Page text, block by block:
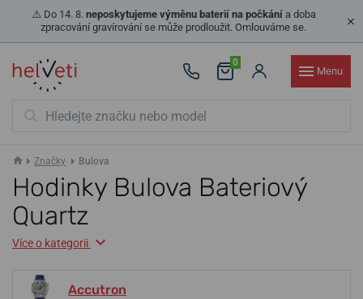
⚠️ Do 14. 8. neposkytujeme výměnu baterií na počkánía doba
zpracování gravírování se může prodloužit. Omlouváme se.
0
Menu
Značky Bulova
Hodinky Bulova Bateriový
Quartz
Více o kategorii
Accutron